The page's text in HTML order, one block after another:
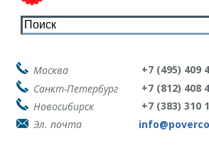
Москва
+7 (495) 409
Санкт-Петербург
+7 (812) 408
Новосибирск
+7 (383) 310
Эл. почта